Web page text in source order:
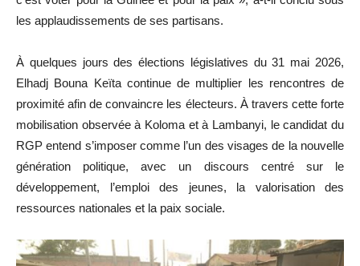
les applaudissements de ses partisans.
À quelques jours des élections législatives du 31 mai 2026,
Elhadj Bouna Keïta continue de multiplier les rencontres de
proximité afin de convaincre les électeurs. À travers cette forte
mobilisation observée à Koloma et à Lambanyi, le candidat du
RGP entend s’imposer comme l’un des visages de la nouvelle
génération politique, avec un discours centré sur le
développement, l’emploi des jeunes, la valorisation des
ressources nationales et la paix sociale.